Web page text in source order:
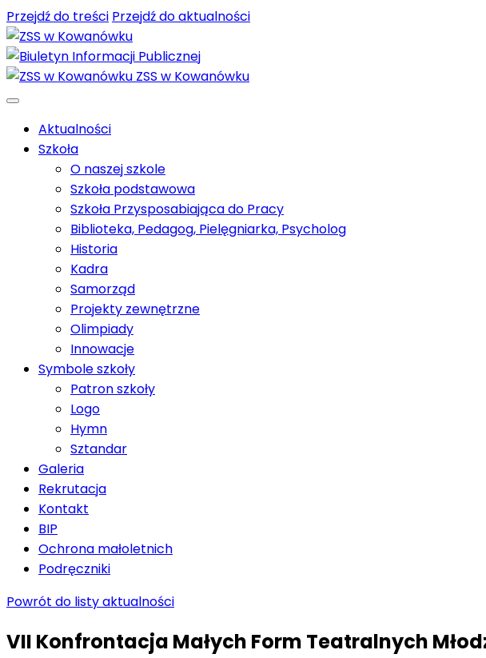
Przejdź do treści Przejdź do aktualności
ZSS w Kowanówku
Aktualności
Szkoła
O naszej szkole
Szkoła podstawowa
Szkoła Przysposabiająca do Pracy
Biblioteka, Pedagog, Pielęgniarka, Psycholog
Historia
Kadra
Samorząd
Projekty zewnętrzne
Olimpiady
Innowacje
Symbole szkoły
Patron szkoły
Logo
Hymn
Sztandar
Galeria
Rekrutacja
Kontakt
BIP
Ochrona małoletnich
Podręczniki
Powrót do listy aktualności
VII Konfrontacja Małych Form Teatralnych